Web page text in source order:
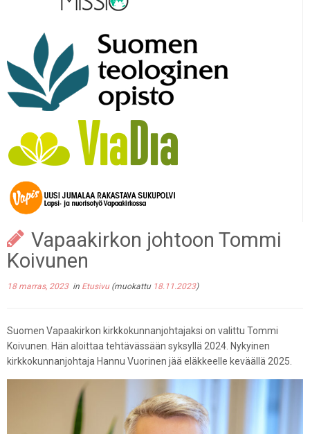
Vapaakirkon johtoon Tommi
Koivunen
18 marras, 2023in Etusivu (muokattu 18.11.2023)
Suomen Vapaakirkon kirkkokunnanjohtajaksi on valittu Tommi
Koivunen. Hän aloittaa tehtävässään syksyllä 2024. Nykyinen
kirkkokunnanjohtaja Hannu Vuorinen jää eläkkeelle keväällä 2025.